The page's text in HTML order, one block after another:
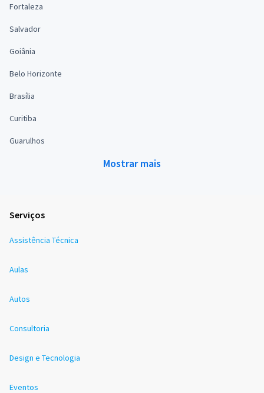
Fortaleza
Salvador
Goiânia
Belo Horizonte
Brasília
Curitiba
Guarulhos
Mostrar mais
Serviços
Assistência Técnica
Aulas
Autos
Consultoria
Design e Tecnologia
Eventos